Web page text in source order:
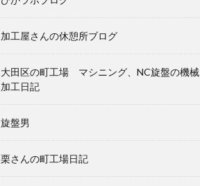
加工屋さんの休憩所ブログ
大田区の町工場 マシニング、NC旋盤の機械
加工日記
旋盤男
栗さんの町工場日記